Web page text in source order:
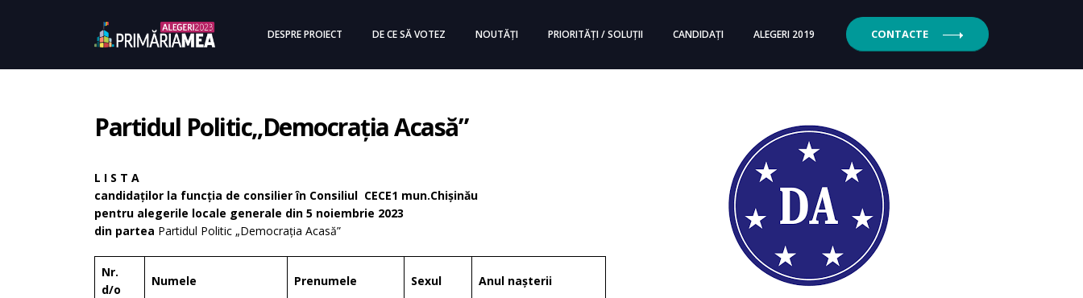
DESPRE PROIECT DE CE SĂ VOTEZ NOUTĂȚI PRIORITĂȚI / SOLUȚII CANDIDAȚI ALEGERI 2019 CONTACTE
Partidul Politic„Democrația Acasă”
L I S T A
candidaților la funcția de consilier în Consiliul CECE1 mun.Chișinău
pentru alegerile locale generale din 5 noiembrie 2023
din partea Partidul Politic „Democraţia Acasă”
Nr.
d/o
Numele Prenumele Sexul Anul nașterii